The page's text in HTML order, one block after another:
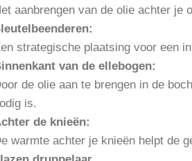
aanbrengen van de olie achter je
strategische plaatsing voor een
van de ellebogen:
de olie aan te brengen in de
is.
de knieën:
warmte achter je knieën helpt de